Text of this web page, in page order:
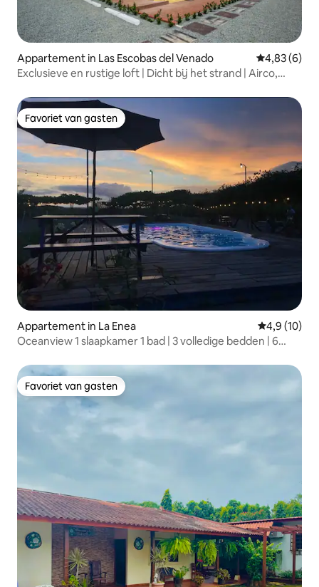
Appartement in Las Escobas del Venado Gemiddelde
4,83 (6)
Exclusieve en rustige loft | Dicht bij het strand | Airco,
Favoriet van gasten
Favoriet van gasten
Appartement in La Enea
4,9 (10)
Oceanview 1 slaapkamer 1 bad | 3 volledige bedden | 6
Favoriet van gasten
Favoriet van gasten